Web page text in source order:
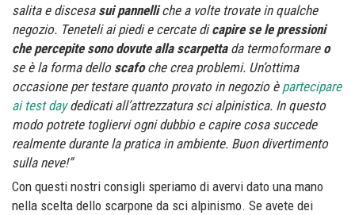
salita e discesa sui pannelliche a volte trovate in qualche
negozio. Teneteli ai piedi e cercate dicapire se le pressioni
che percepite sono dovute alla scarpettada termoformare o
se è la forma dello scafoche crea problemi. Un’ottima
occasione per testare quanto provato in negozio è partecipare
ai test daydedicati all’attrezzatura sci alpinistica. In questo
modo potrete togliervi ogni dubbio e capire cosa succede
realmente durante la pratica in ambiente. Buon divertimento
sulla neve!”
Con questi nostri consigli speriamo di avervi dato una mano
nella scelta dello scarpone da sci alpinismo. Se avete dei